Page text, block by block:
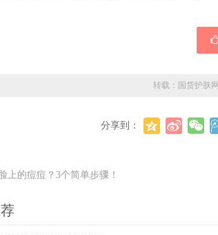
转载： 国货护肤网
分享到：
上的痘痘？3个简单步骤！